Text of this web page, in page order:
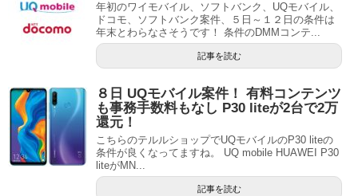
年初のワイモバイル、ソフトバンク、UQモバイル、
ドコモ、ソフトバンク案件、５日～１２日の条件は
年末とわらなさそうです！ 条件のDMMコンテ...
記事を読む
８日 UQモバイル案件！ 有料コンテンツ
も事務手数料もなし P30 liteが2台で2万
還元！
こちらのテルルショップでUQモバイルのP30 liteの
条件が良くなってますね。 UQ mobile HUAWEI P30
liteがMN...
記事を読む